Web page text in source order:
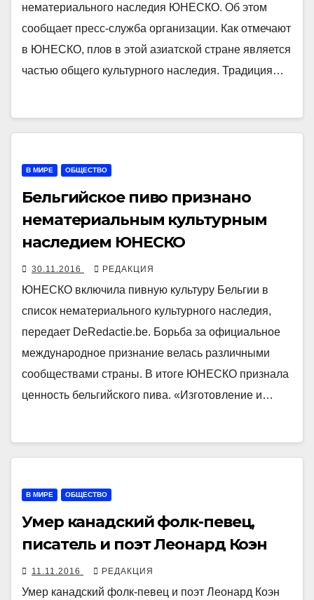
нематериального наследия ЮНЕСКО. Об этом
сообщает пресс-служба организации. Как отмечают
в ЮНЕСКО, плов в этой азиатской стране является
частью общего культурного наследия. Традиция…
В МИРЕ ОБЩЕСТВО
Бельгийское пиво признано
нематериальным культурным
наследием ЮНЕСКО
30.11.2016 РЕДАКЦИЯ
ЮНЕСКО включила пивную культуру Бельгии в
список нематериального культурного наследия,
передает DeRedactie.be. Борьба за официальное
международное признание велась различными
сообществами страны. В итоге ЮНЕСКО признала
ценность бельгийского пива. «Изготовление и…
В МИРЕ ОБЩЕСТВО
Умер канадский фолк-певец,
писатель и поэт Леонард Коэн
11.11.2016 РЕДАКЦИЯ
Умер канадский фолк-певец и поэт Леонард Коэн